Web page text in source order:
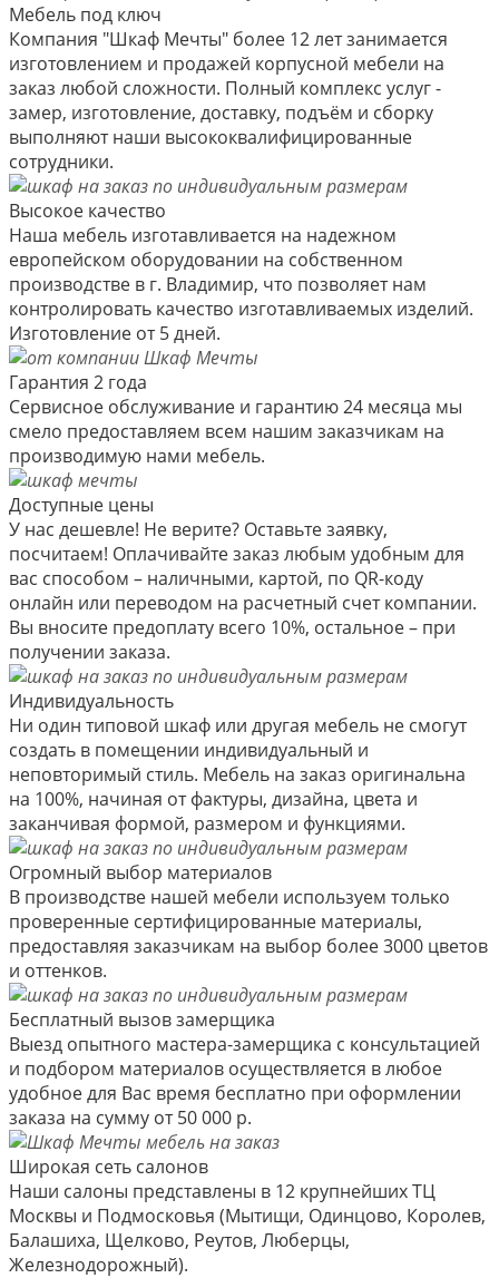
Мебель под ключ
Компания "Шкаф Мечты" более 12 лет занимается
изготовлением и продажей корпусной мебели на
заказ любой сложности. Полный комплекс услуг -
замер, изготовление, доставку, подъём и сборку
выполняют наши высококвалифицированные
сотрудники.
Высокое качество
Наша мебель изготавливается на надежном
европейском оборудовании на собственном
производстве в г. Владимир, что позволяет нам
контролировать качество изготавливаемых изделий.
Изготовление от 5 дней.
Гарантия 2 года
Сервисное обслуживание и гарантию 24 месяца мы
смело предоставляем всем нашим заказчикам на
производимую нами мебель.
Доступные цены
У нас дешевле! Не верите? Оставьте заявку,
посчитаем! Оплачивайте заказ любым удобным для
вас способом – наличными, картой, по QR-коду
онлайн или переводом на расчетный счет компании.
Вы вносите предоплату всего 10%, остальное – при
получении заказа.
Индивидуальность
Ни один типовой шкаф или другая мебель не смогут
создать в помещении индивидуальный и
неповторимый стиль. Мебель на заказ оригинальна
на 100%, начиная от фактуры, дизайна, цвета и
заканчивая формой, размером и функциями.
Огромный выбор материалов
В производстве нашей мебели используем только
проверенные сертифицированные материалы,
предоставляя заказчикам на выбор более 3000 цветов
и оттенков.
Бесплатный вызов замерщика
Выезд опытного мастера-замерщика с консультацией
и подбором материалов осуществляется в любое
удобное для Вас время бесплатно при оформлении
заказа на сумму от 50 000 р.
Широкая сеть салонов
Наши салоны представлены в 12 крупнейших ТЦ
Москвы и Подмосковья (Мытищи, Одинцово, Королев,
Балашиха, Щелково, Реутов, Люберцы,
Железнодорожный).